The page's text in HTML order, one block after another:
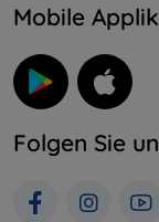
Mobile
Folgen Sie